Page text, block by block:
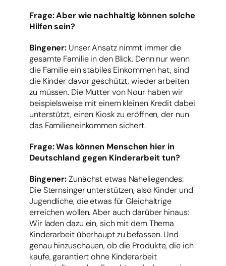
Frage: Aber wie nachhaltig können solche
Hilfen sein?
Bingener: Unser Ansatz nimmt immer die
gesamte Familie in den Blick. Denn nur wenn
die Familie ein stabiles Einkommen hat, sind
die Kinder davor geschützt, wieder arbeiten
zu müssen. Die Mutter von Nour haben wir
beispielsweise mit einem kleinen Kredit dabei
unterstützt, einen Kiosk zu eröffnen, der nun
das Familieneinkommen sichert.
Frage: Was können Menschen hier in
Deutschland gegen Kinderarbeit tun?
Bingener:Zunächst etwas Naheliegendes:
Die Sternsinger unterstützen, also Kinder und
Jugendliche, die etwas für Gleichaltrige
erreichen wollen. Aber auch darüber hinaus:
Wir laden dazu ein, sich mit dem Thema
Kinderarbeit überhaupt zu befassen. Und
genau hinzuschauen, ob die Produkte, die ich
kaufe, garantiert ohne Kinderarbeit